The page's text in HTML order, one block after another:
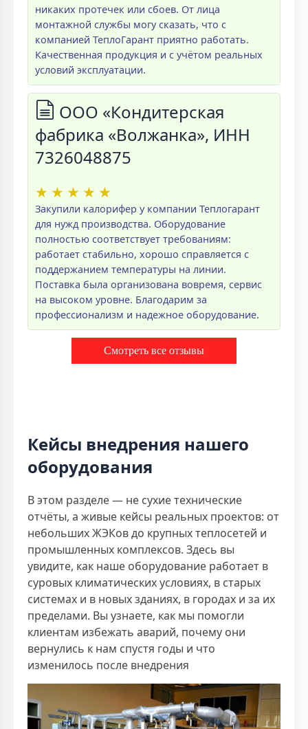
никаких протечек или сбоев. От лица
монтажной службы могу сказать, что с
компанией ТеплоГарант приятно работать.
Качественная продукция и с учётом реальных
условий эксплуатации.
ООО «Кондитерская
фабрика «Волжанка», ИНН
7326048875
★ ★ ★ ★ ★
Закупили калорифер у компании Теплогарант
для нужд производства. Оборудование
полностью соответствует требованиям:
работает стабильно, хорошо справляется с
поддержанием температуры на линии.
Поставка была организована вовремя, сервис
на высоком уровне. Благодарим за
профессионализм и надежное оборудование.
Смотреть все отзывы
Кейсы внедрения нашего
оборудования
В этом разделе — не сухие технические
отчёты, а живые кейсы реальных проектов: от
небольших ЖЭКов до крупных теплосетей и
промышленных комплексов. Здесь вы
увидите, как наше оборудование работает в
суровых климатических условиях, в старых
системах и в новых зданиях, в городах и за их
пределами. Вы узнаете, как мы помогли
клиентам избежать аварий, почему они
вернулись к нам спустя годы и что
изменилось после внедрения